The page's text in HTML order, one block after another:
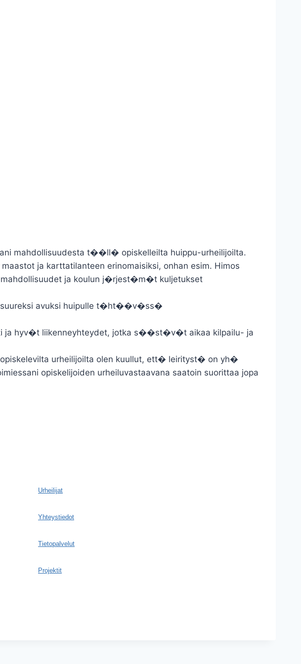
mahdollisuudesta t��ll� opiskelleilta huippu-urheilijoilta.
ja karttatilanteen erinomaisiksi, onhan esim. Himos
ja koulun j�rjest�m�t kuljetukset
suureksi avuksi huipulle t�ht��v�ss�
ja hyv�t liikenneyhteydet, jotka s��st�v�t aikaa kilpailu- ja
urheilijoilta olen kuullut, ett� leirityst� on yh�
opiskelijoiden urheiluvastaavana saatoin suorittaa jopa
Urheilijat
Yhteystiedot
Tietopalvelut
Projektit